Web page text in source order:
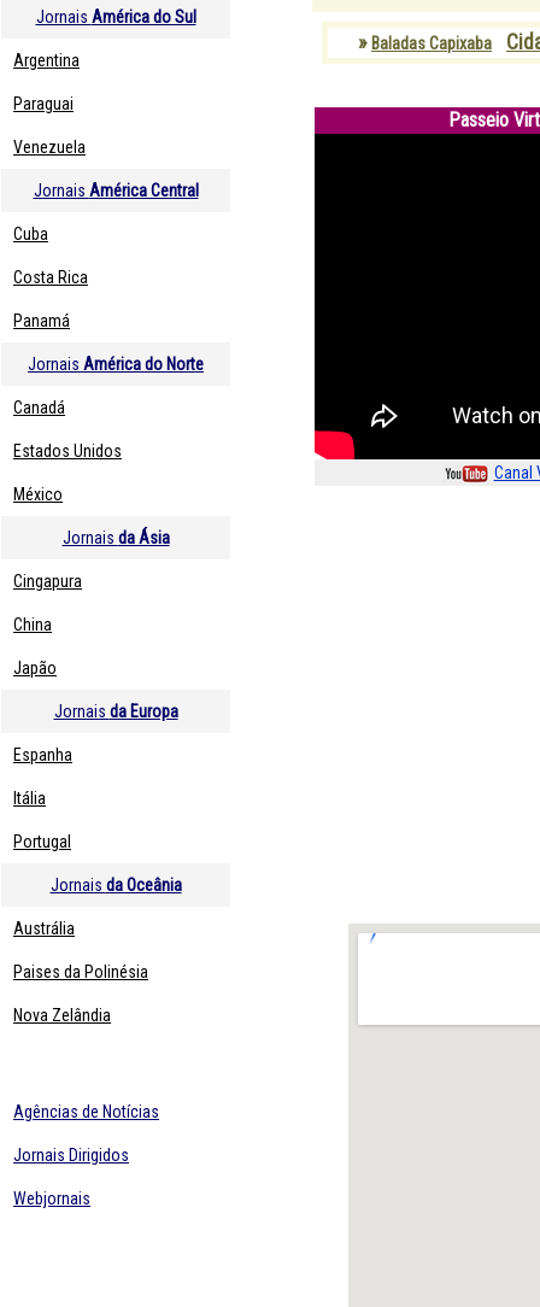
Jornais América do Sul
Argentina
Paraguai
Venezuela
Jornais América Central
Cuba
Costa Rica
Panamá
Jornais América do Norte
Canadá
Estados Unidos
México
Jornais da Ásia
Cingapura
China
Japão
Jornais da Europa
Espanha
Itália
Portugal
Jornais da Oceânia
Austrália
Paises da Polinésia
Nova Zelândia
Agências de Notícias
Jornais Dirigidos
Webjornais
» Baladas Capixaba
Passeio
Canal